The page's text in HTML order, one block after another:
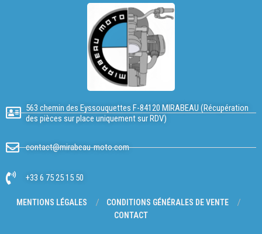
563 chemin des Eyssouquettes F-84120 MIRABEAU (Récupération
des pièces sur place uniquement sur RDV)
contact@mirabeau-moto.com
+33 6 75 25 15 50
MENTIONS LÉGALES
CONDITIONS GÉNÉRALES DE VENTE
CONTACT